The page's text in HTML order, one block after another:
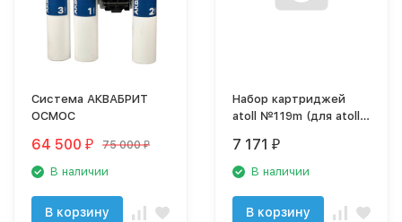
Система АКВАБРИТ
ОСМОС
64 500 ₽ 75 000 ₽
В наличии
В корзину
Набор картриджей
atoll №119m (для atoll
7 171 ₽
В наличии
В корзину